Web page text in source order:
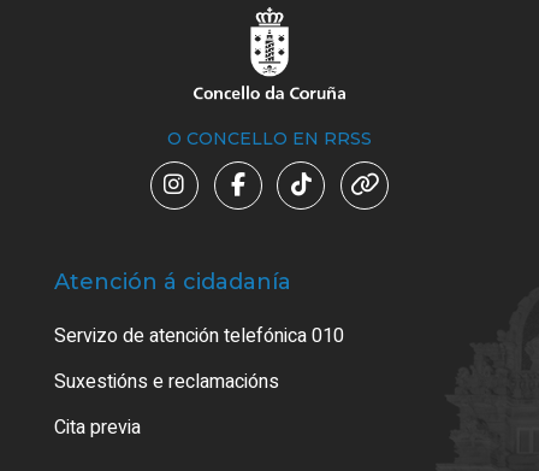
O CONCELLO EN RRSS
Atención á cidadanía
Servizo de atención telefónica 010
Suxestións e reclamacións
Cita previa